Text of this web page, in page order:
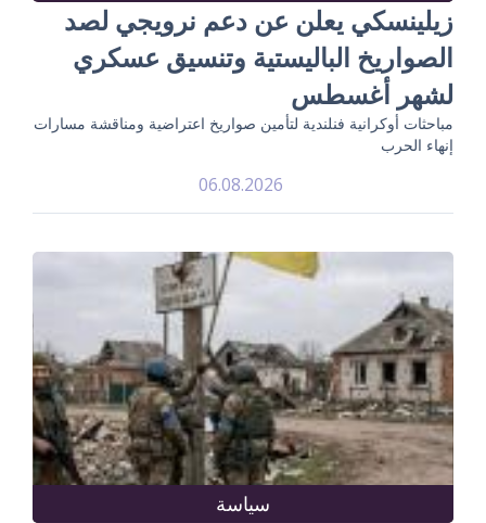
زيلينسكي يعلن عن دعم نرويجي لصد
الصواريخ الباليستية وتنسيق عسكري
لشهر أغسطس
مباحثات أوكرانية فنلندية لتأمين صواريخ اعتراضية ومناقشة مسارات
إنهاء الحرب
06.08.2026
سياسة